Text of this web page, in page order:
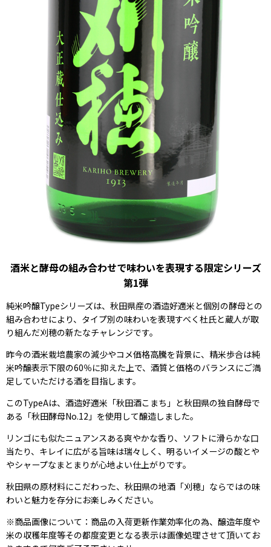
酒米と酵母の組み合わせで味わいを表現する限定シリーズ
第1弾
純米吟醸Typeシリーズは、秋田県産の酒造好適米と個別の酵母との
組み合わせにより、タイプ別の味わいを表現すべく杜氏と蔵人が取
り組んだ刈穂の新たなチャレンジです。
昨今の酒米栽培農家の減少やコメ価格高騰を背景に、精米歩合は純
米吟醸表示下限の60％に抑えた上で、酒質と価格のバランスにご満
足していただける酒を目指します。
このTypeAは、酒造好適米「秋田酒こまち」と秋田県の独自酵母で
ある「秋田酵母No.12」を使用して醸造しました。
リンゴにも似たニュアンスある爽やかな香り、ソフトに滑らかな口
当たり、キレイに広がる旨味は瑞々しく、明るいイメージの酸とや
やシャープなまとまりが心地よい仕上がりです。
秋田県の原材料にこだわった、秋田県の地酒「刈穂」ならではの味
わいと魅力を存分にお楽しみください。
※商品画像について：商品の入荷更新作業効率化の為、醸造年度や
米の収穫年度等その都度変更となる表示は画像処理させて頂いてお